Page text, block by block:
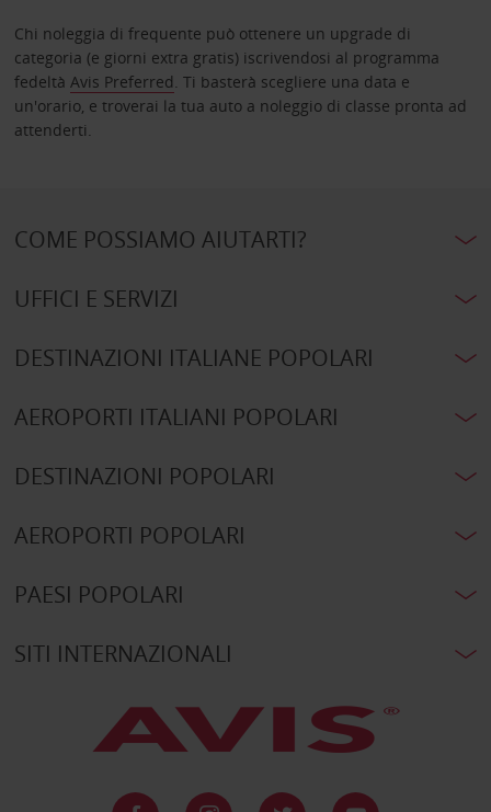
Chi noleggia di frequente può ottenere un upgrade di
categoria (e giorni extra gratis) iscrivendosi al programma
fedeltà Avis Preferred. Ti basterà scegliere una data e
un'orario, e troverai la tua auto a noleggio di classe pronta ad
attenderti.
COME POSSIAMO AIUTARTI?
UFFICI E SERVIZI
DESTINAZIONI ITALIANE POPOLARI
AEROPORTI ITALIANI POPOLARI
DESTINAZIONI POPOLARI
AEROPORTI POPOLARI
PAESI POPOLARI
SITI INTERNAZIONALI